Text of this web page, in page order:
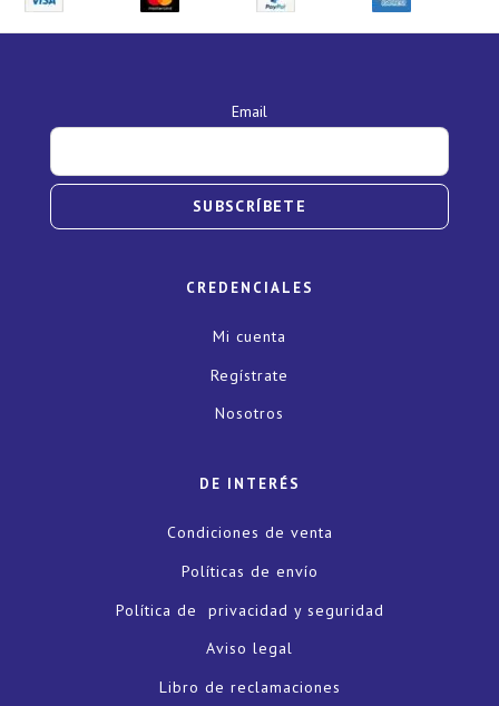
Email
SUBSCRÍBETE
CREDENCIALES
Mi cuenta
Regístrate
Nosotros
DE INTERÉS
Condiciones de venta
Políticas de envío
Política de privacidad y seguridad
Aviso legal
Libro de reclamaciones